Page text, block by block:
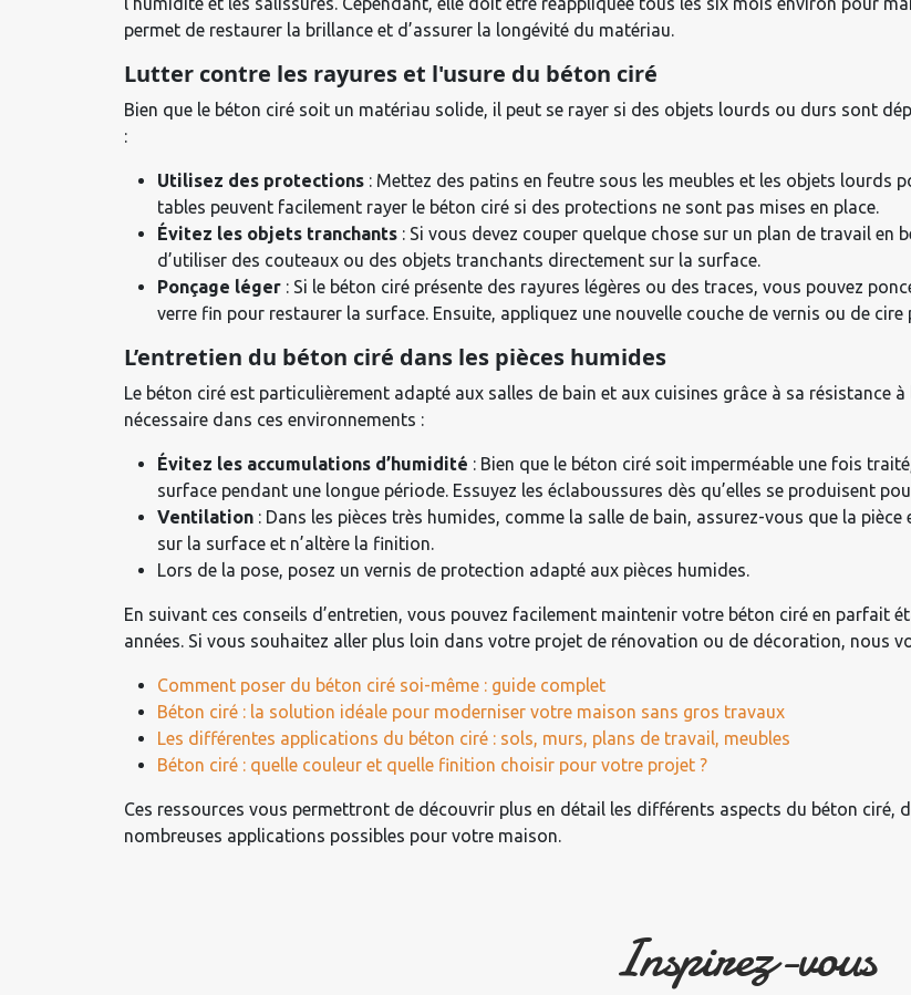
permet de restaurer la brillance et d’assurer la longévité du matériau.
Lutter contre les rayures et l'usure du béton ciré
Bien que le béton ciré soit un matériau solide, il peut se rayer si des objets lourds ou durs sont
:
Utilisez des protections : Mettez des patins en feutre sous les meubles et les objets lourds
tables peuvent facilement rayer le béton ciré si des protections ne sont pas mises en place.
Évitez les objets tranchants : Si vous devez couper quelque chose sur un plan de travail en
d’utiliser des couteaux ou des objets tranchants directement sur la surface.
Ponçage léger : Si le béton ciré présente des rayures légères ou des traces, vous pouvez
verre fin pour restaurer la surface. Ensuite, appliquez une nouvelle couche de vernis ou de
L’entretien du béton ciré dans les pièces humides
Le béton ciré est particulièrement adapté aux salles de bain et aux cuisines grâce à sa résistance
nécessaire dans ces environnements :
Évitez les accumulations d’humidité : Bien que le béton ciré soit imperméable une fois
surface pendant une longue période. Essuyez les éclaboussures dès qu’elles se produisent
Ventilation : Dans les pièces très humides, comme la salle de bain, assurez-vous que la
sur la surface et n’altère la finition.
Lors de la pose, posez un vernis de protection adapté aux pièces humides.
En suivant ces conseils d’entretien, vous pouvez facilement maintenir votre béton ciré en parfait
années. Si vous souhaitez aller plus loin dans votre projet de rénovation ou de décoration, nous
Comment poser du béton ciré soi-même : guide complet
Béton ciré : la solution idéale pour moderniser votre maison sans gros travaux
Les différentes applications du béton ciré : sols, murs, plans de travail, meubles
Béton ciré : quelle couleur et quelle finition choisir pour votre projet ?
Ces ressources vous permettront de découvrir plus en détail les différents aspects du béton ciré,
nombreuses applications possibles pour votre maison.
Inspirez-vous